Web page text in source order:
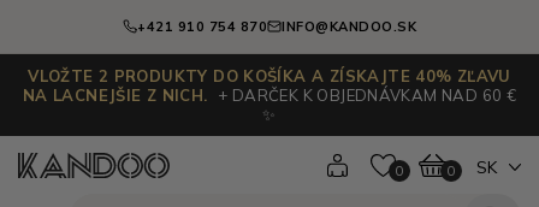
+421 910 754 870 INFO@KANDOO.SK
VLOŽTE 2 PRODUKTY DO KOŠÍKA A ZÍSKAJTE 40% ZĽAVU
NA LACNEJŠIE Z NICH.
+ DARČEK K OBJEDNÁVKAM NAD 60 €
✨
0 0 SK